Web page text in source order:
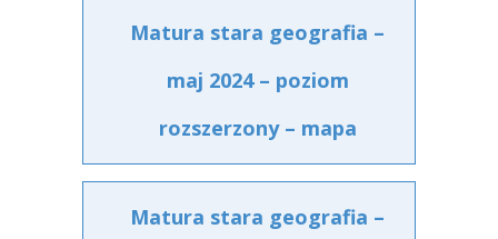
Matura stara geografia –
maj 2024 – poziom
rozszerzony – mapa
Matura stara geografia –